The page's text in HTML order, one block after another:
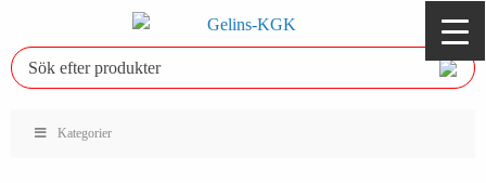
Kategorier